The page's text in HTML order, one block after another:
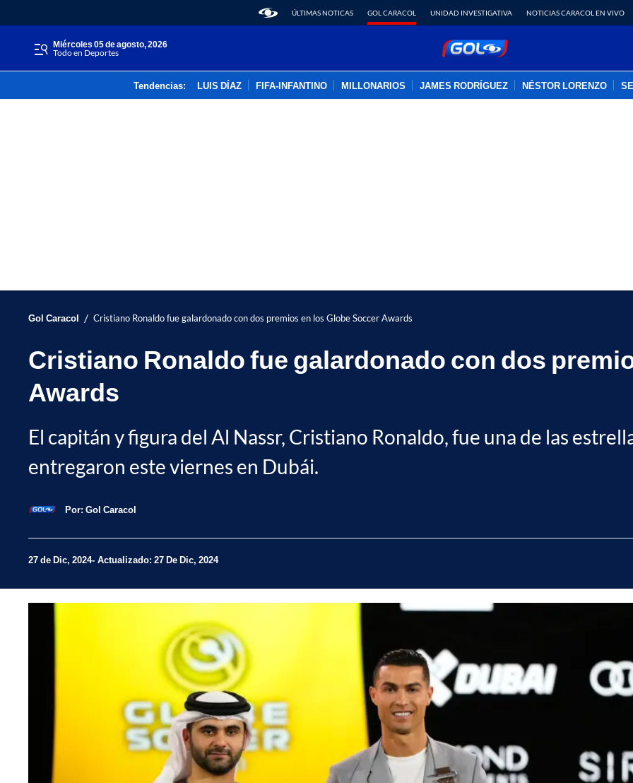
ÚLTIMAS NOTICAS GOL CARACOL UNIDAD INVESTIGATIVA NOTICIAS CARACOL EN VIVO
miércoles 05 de agosto, 2026
Todo en Deportes
Tendencias: LUIS DÍAZ FIFA-INFANTINO MILLONARIOS JAMES RODRÍGUEZ NÉSTOR LORENZO
Gol Caracol / Cristiano Ronaldo fue galardonado con dos premios en los Globe Soccer Awards
Cristiano Ronaldo fue galardonado con dos
Awards
El capitán y figura del Al Nassr, Cristiano Ronaldo, fue una de las
entregaron este viernes en Dubái.
Por: Gol Caracol
27 de Dic, 2024 Actualizado: 27 De Dic, 2024